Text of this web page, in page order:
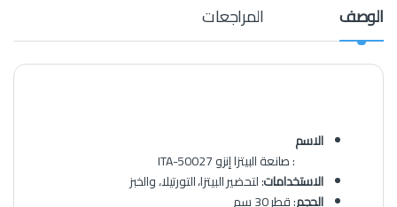
الوصف المراجعات
الاسم
: صانعة البيتزا إنزو ITA-50027
الاستخدامات: لتحضير البيتزا، التورتيلا، والخبز
الحجم: قطر 30 سم